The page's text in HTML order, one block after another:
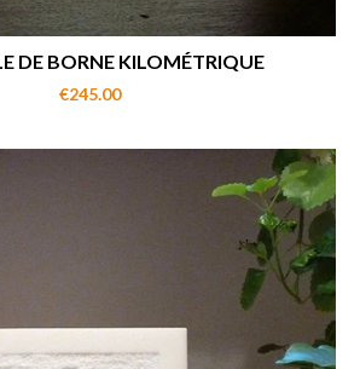
DE BORNE KILOMÉTRIQUE
€245.00